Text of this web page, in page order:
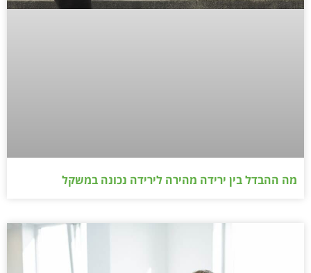
מה ההבדל בין ירידה מהירה לירידה נכונה במשקל